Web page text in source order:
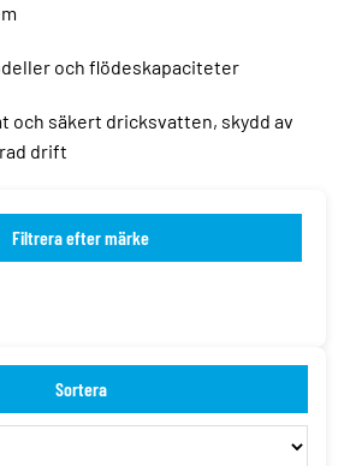
och flödeskapaciteter
och säkert dricksvatten, skydd av
drift
Filtrera efter märke
Sortera